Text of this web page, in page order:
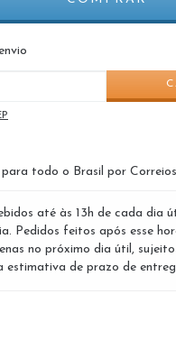
CEP:
todo o Brasil por Correios
até às 13h de cada dia
Pedidos feitos após esse
no próximo dia útil,
estimativa de prazo de